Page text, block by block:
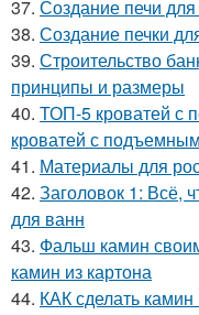
37. Создание печи
38. Создание печки
39. Строительство
принципы и размеры
40. ТОП-5 кроватей с
кроватей с
41. Материалы для
42. Заголовок 1: Всё,
для ванн
43. Фальш камин
камин из картона
44. КАК сделать